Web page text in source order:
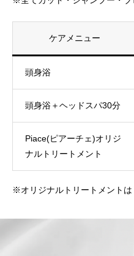
ケアメニュー
頭身浴
頭身浴＋ヘッドスパ30分
Piace(ピアーチェ)オリジ
ナルトリートメント
※オリジナルトリートメントは